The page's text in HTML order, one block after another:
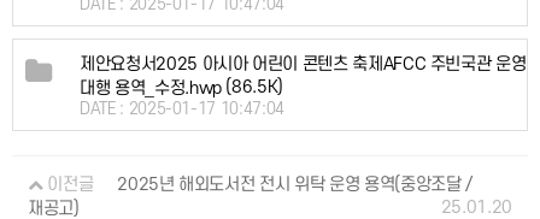
DATE : 2025-01-17 10:47:04
제안요청서2025 아시아 어린이 콘텐츠 축제AFCC 주빈국관 운영
대행 용역_수정.hwp(86.5K)
DATE : 2025-01-17 10:47:04
이전글
2025년 해외도서전 전시 위탁 운영 용역(중앙조달 /
재공고)
25.01.20